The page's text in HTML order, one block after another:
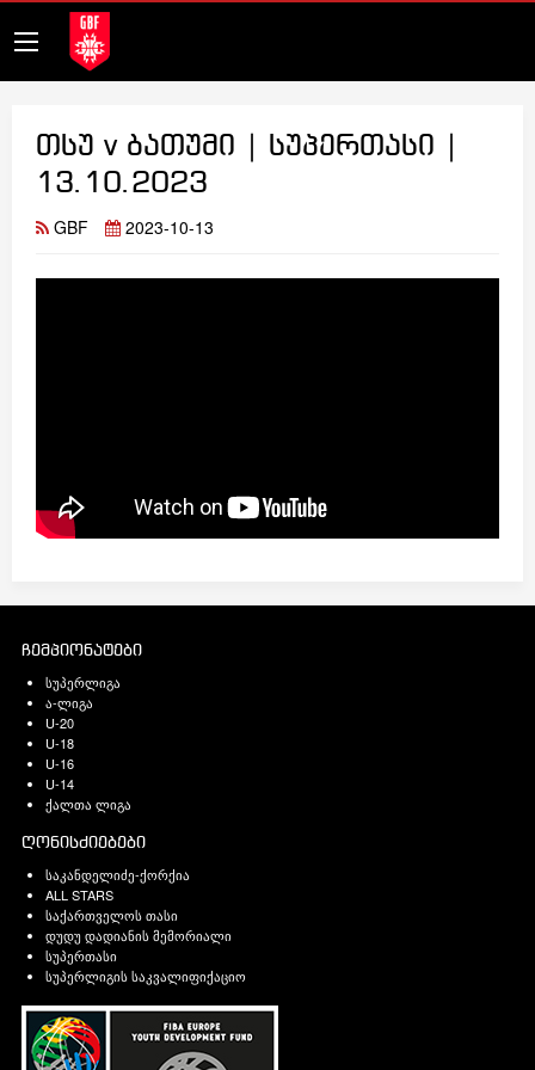
თსუ v ბათუმი | სუპერთასი |
13.10.2023
GBF 2023-10-13
ჩემპიონატები
სუპერლიგა
ა-ლიგა
U-20
U-18
U-16
U-14
ქალთა ლიგა
ღონისძიებები
საკანდელიძე-ქორქია
ALL STARS
საქართველოს თასი
დუდუ დადიანის მემორიალი
სუპერთასი
სუპერლიგის საკვალიფიქაციო